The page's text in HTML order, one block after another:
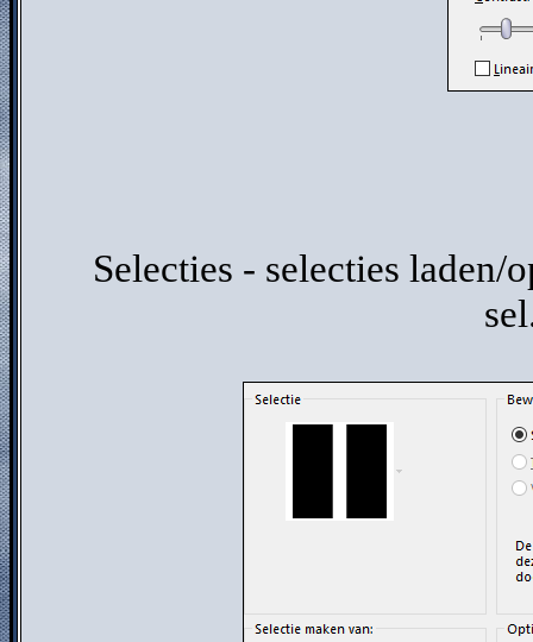
Selecties - selecties laden/